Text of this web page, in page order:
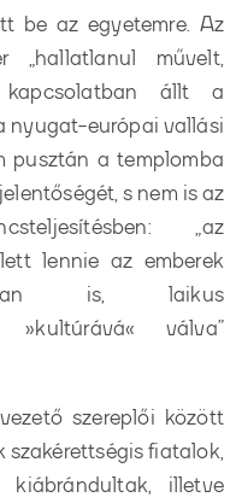
be az egyetemre. Az
„hallatlanul művelt,
állt a
nyugat-európai vallási
pusztán a templomba
s nem is az
„az
lennie az emberek
is, laikus
»kultúrává« válva”
szereplői között
fiatalok,
kiábrándultak, illetve